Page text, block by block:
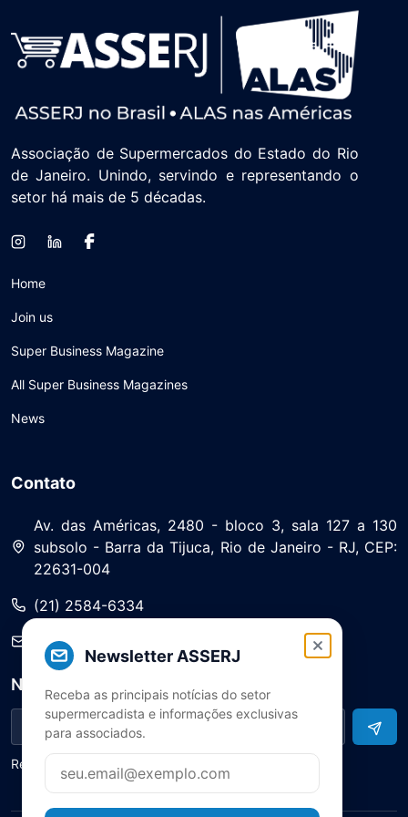
esse foi o quinto ano que participo, e
a feira já se considera hoje a segunda
maior de negócios do setor alimentício
da América Latina.
Newsletter ASSERJ
Receba as principais notícias do setor
supermercadista e informações exclusivas
para associados.
Associação de Supermercados do Estado do Rio
de Janeiro. Unindo, servindo e representando o
setor há mais de 5 décadas.
Home
Join us
Super Business Magazine
All Super Business Magazines
News
Contato
Av. das Américas, 2480 - bloco 3, sala 127 a 130
subsolo - Barra da Tijuca, Rio de Janeiro - RJ, CEP:
22631-004
(21) 2584-6334
saa@asserj.com.br
Newsletter
Receba notícias e atualizações do setor